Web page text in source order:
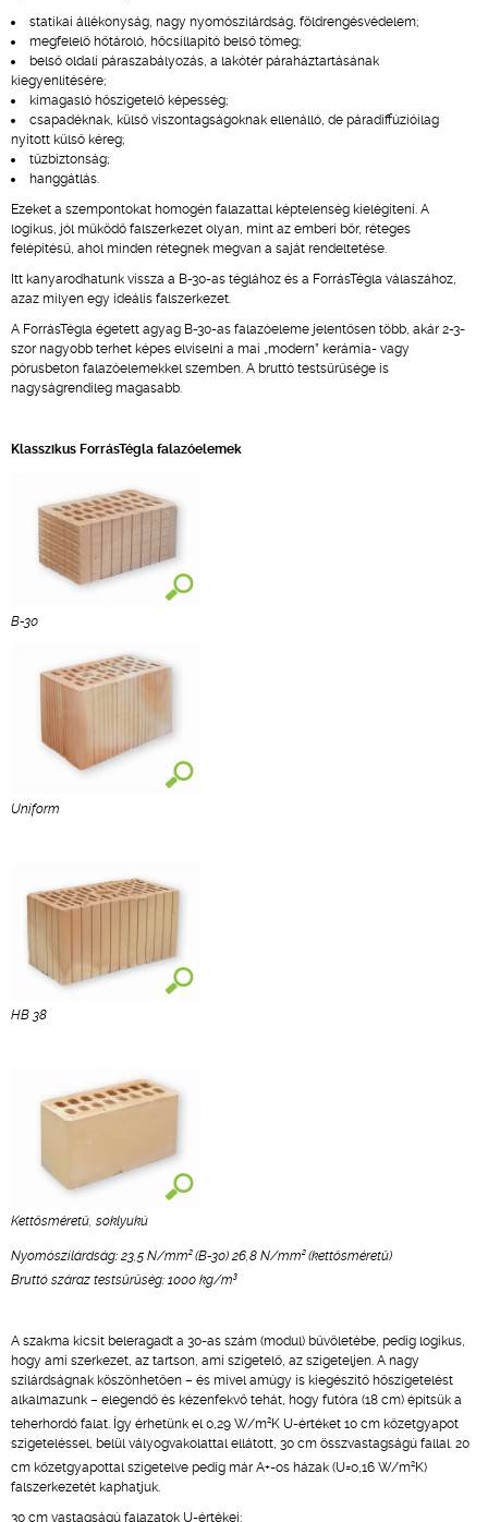
statikai állékonyság, nagy nyomószilárdság, földrengésvédelem;
megfelelő hőtároló, hőcsillapító belső tömeg;
belső oldali páraszabályozás, a lakótér páraháztartásának
kiegyenlítésére;
kimagasló hőszigetelő képesség;
csapadéknak, külső viszontagságoknak ellenálló, de páradiffúzióilag
nyitott külső kéreg;
tűzbiztonság;
hanggátlás.
Ezeket a szempontokat homogén falazattal képtelenség kielégíteni. A
logikus, jól működő falszerkezet olyan, mint az emberi bőr, réteges
felépítésű, ahol minden rétegnek megvan a saját rendeltetése.
Itt kanyarodhatunk vissza a B-30-as téglához és a ForrásTégla válaszához,
azaz milyen egy ideális falszerkezet.
A ForrásTégla égetett agyag B-30-as falazóeleme jelentősen több, akár 2-3-
szor nagyobb terhet képes elviselni a mai „modern” kerámia- vagy
pórusbeton falazóelemekkel szemben. A bruttó testsűrűsége is
nagyságrendileg magasabb.
Klasszikus ForrásTégla falazóelemek
B-30
Uniform
HB 38
Kettősméretű, soklyukú
Nyomószilárdság: 23,5 N/mm2 (B-30) 26,8 N/mm2 (kettősméretű)
Bruttó száraz testsűrűség: 1000 kg/m3
A szakma kicsit beleragadt a 30-as szám (modul) bűvöletébe, pedig logikus,
hogy ami szerkezet, az tartson, ami szigetelő, az szigeteljen. A nagy
szilárdságnak köszönhetően – és mivel amúgy is kiegészítő hőszigetelést
alkalmazunk – elegendő és kézenfekvő tehát, hogy futóra (18 cm) építsük a
teherhordó falat. Így érhetünk el 0,29 W/m2 K U-értéket 10 cm kőzetgyapot
szigeteléssel, belül vályogvakolattal ellátott, 30 cm összvastagságú fallal. 20
cm kőzetgyapottal szigetelve pedig már A+-os házak (U=0,16 W/m2 K)
falszerkezetét kaphatjuk.
30 cm vastagságú falazatok U-értékei: